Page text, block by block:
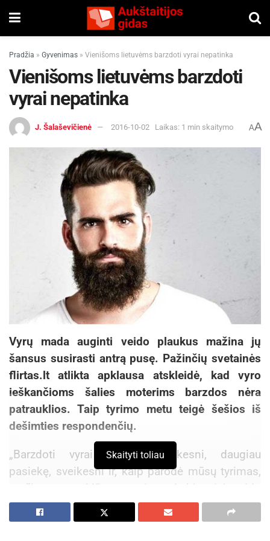
Pradžia » Gyvenimas » Vienišoms lietuvėms barzdoti vyrai nepatinka
Vienišoms lietuvėms barzdoti
vyrai nepatinka
J. Šalaševičienė 2016-10-02 Laikas: 1 min skaitymo AA
Vyrų mada auginti veido plaukus mažina jų
šansus susirasti antrą pusę. Pažinčių svetainės
flirtas.lt atlikta apklausa atskleidė, kad vyro
ieškančioms šalies moterims barzdos nėra
patrauklios. Taip tyrimo metu teigė šešios iš
dešimties respondenčių.
„Barzdoti vyrai atrodo vyriškesni, daugiau
pasiekę, sveikesni ir, kaip parodė mūsų tyrimas,
mažiau patrauklūs moterims. Labiausiai veido
plaukai patinka jiems patiems, nes tai dar viena
sritis, kurioje gali konkuruoti. Tuo tarpu moterys
Skaityti toliau